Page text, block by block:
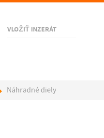
VLOŽIŤ INZERÁT
Náhradné diely